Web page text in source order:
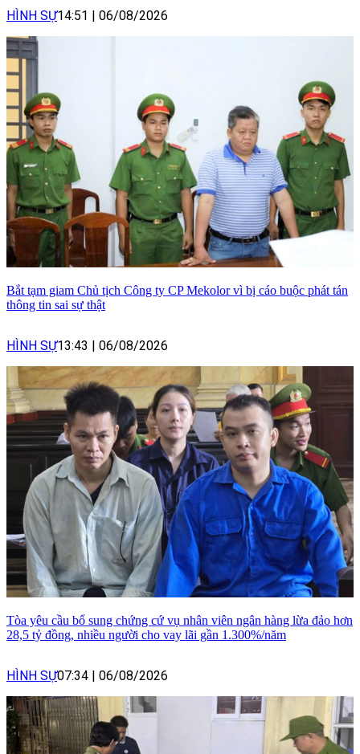
HÌNH SỰ14:51 | 06/08/2026
Bắt tạm giam Chủ tịch Công ty CP Mekolor vì bị cáo buộc phát tán
thông tin sai sự thật
HÌNH SỰ13:43 | 06/08/2026
Tòa yêu cầu bổ sung chứng cứ vụ nhân viên ngân hàng lừa đảo hơn
28,5 tỷ đồng, nhiều người cho vay lãi gần 1.300%/năm
HÌNH SỰ07:34 | 06/08/2026